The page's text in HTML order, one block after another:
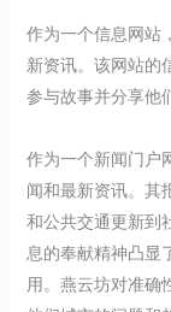
作为一个信息网站
新资讯。该网站的
参与故事并分享他
作为一个新闻门户
闻和最新资讯。其
和公共交通更新到
息的奉献精神凸显
用。燕云坊对准确